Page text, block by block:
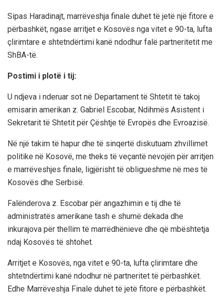
Sipas Haradinajt, marrëveshja finale duhet të jetë një fitore e
përbashkët, ngase arritjet e Kosovës nga vitet e 90-ta, lufta
çlirimtare e shtetndërtimi kanë ndodhur falë partneritetit me
ShBA-të.
Postimi i plotë i tij:
U ndjeva i nderuar sot në Departament të Shtetit të takoj
emisarin amerikan z. Gabriel Escobar, Ndihmës Asistent i
Sekretarit të Shtetit për Çështje të Evropës dhe Evroazisë.
Në një takim të hapur dhe të sinqertë diskutuam zhvillimet
politike në Kosovë, me theks të veçantë nevojën për arritjen
e marrëveshjes finale, ligjërisht të obligueshme në mes të
Kosovës dhe Serbisë.
Falënderova z. Escobar për angazhimin e tij dhe të
administratës amerikane tash e shumë dekada dhe
inkurajova për thellim të marrëdhënieve dhe që mbështetja
ndaj Kosovës të shtohet.
Arritjet e Kosovës, nga vitet e 90-ta, lufta çlirimtare dhe
shtetndërtimi kanë ndodhur në partneritet të përbashkët.
Edhe Marrëveshja Finale duhet të jetë fitore e përbashkët.